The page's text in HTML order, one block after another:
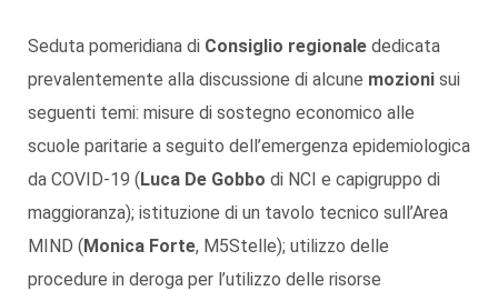
Seduta pomeridiana di Consiglio regionale dedicata
prevalentemente alla discussione di alcune mozioni sui
seguenti temi: misure di sostegno economico alle
scuole paritarie a seguito dell’emergenza epidemiologica
da COVID-19 (Luca De Gobbo di NCI e capigruppo di
maggioranza); istituzione di un tavolo tecnico sull’Area
MIND (Monica Forte, M5Stelle); utilizzo delle
procedure in deroga per l’utilizzo delle risorse